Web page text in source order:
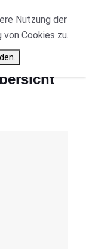
Nutzung der
Cookies zu.